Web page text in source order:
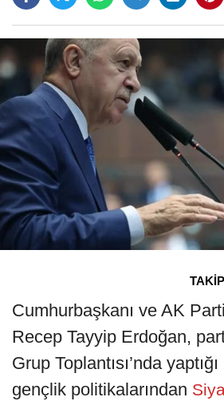
Cumhurbaşkanı ve AK
Recep Tayyip Erdoğan,
Grup Toplantısı’nda
gençlik politikalarından